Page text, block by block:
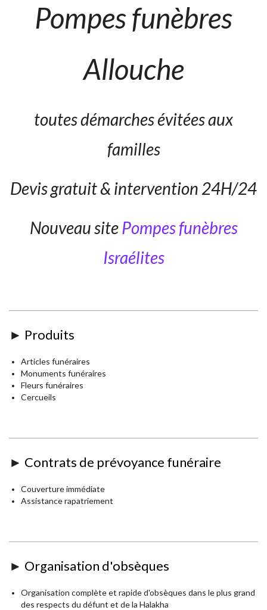
Pompes funèbres
Allouche
toutes démarches évitées aux
familles
Devis gratuit & intervention 24H/24
Nouveau sitePompes funèbres
Israélites
► Produits
Articles funéraires
Monuments funéraires
Fleurs funéraires
Cercueils
► Contrats de prévoyance funéraire
Couverture immédiate
Assistance rapatriement
► Organisation d'obsèques
Organisation complète et rapide d'obsèques dans le plus grand
des respects du défunt et de la Halakha